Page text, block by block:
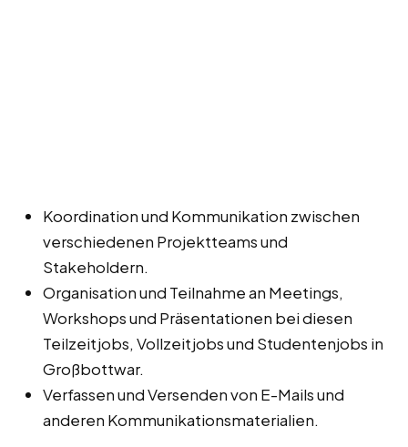
Koordination und Kommunikation zwischen
verschiedenen Projektteams und
Stakeholdern.
Organisation und Teilnahme an Meetings,
Workshops und Präsentationen bei diesen
Teilzeitjobs, Vollzeitjobs und Studentenjobs in
Großbottwar.
Verfassen und Versenden von E-Mails und
anderen Kommunikationsmaterialien.